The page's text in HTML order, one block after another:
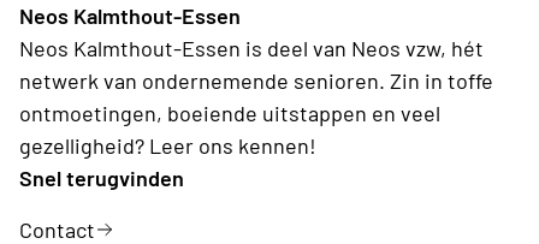
Neos Kalmthout-Essen
Neos Kalmthout-Essen is deel van Neos vzw, hét
netwerk van ondernemende senioren. Zin in toffe
ontmoetingen, boeiende uitstappen en veel
gezelligheid? Leer ons kennen!
Snel terugvinden
Contact